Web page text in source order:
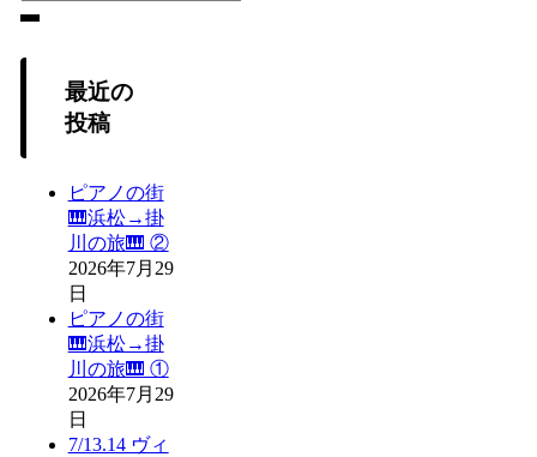
最近の
投稿
ピアノの街
🎹浜松→掛
川の旅🎹 ②
2026年7月29
日
ピアノの街
🎹浜松→掛
川の旅🎹 ①
2026年7月29
日
7/13.14 ヴィ